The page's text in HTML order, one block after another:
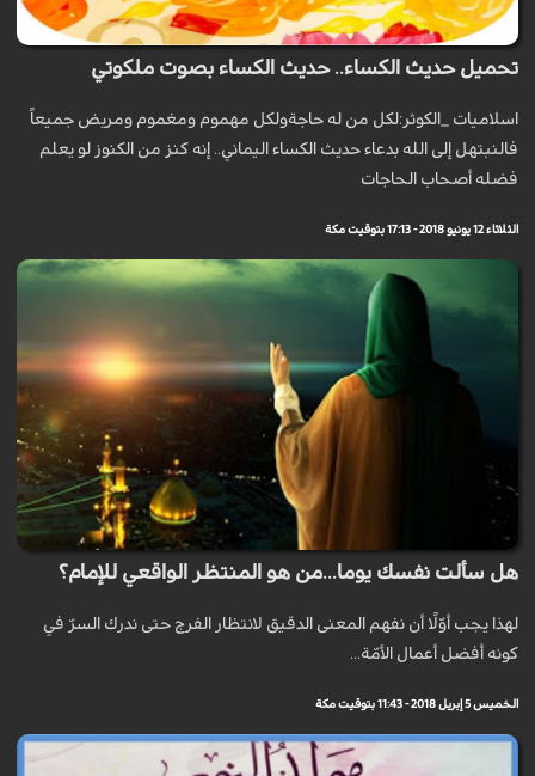
تحميل حديث الكساء.. حديث الكساء بصوت ملكوتي
اسلاميات _الكوثر:لكل من له حاجةولكل مهموم ومغموم ومريض جميعاً
فالنبتهل إلى الله بدعاء حديث الكساء اليماني.. إنه كنز من الكنوز لو يعلم
فضله أصحاب الحاجات
الثلاثاء 12 يونيو 2018 - 17:13 بتوقيت مكة
هل سألت نفسك يوما...من هو المنتظر الواقعي للإمام؟
لهذا يجب أوّلًا أن نفهم المعنى الدقيق لانتظار الفرج حتى ندرك السرّ في
كونه أفضل أعمال الأمّة...
الخميس 5 إبريل 2018 - 11:43 بتوقيت مكة